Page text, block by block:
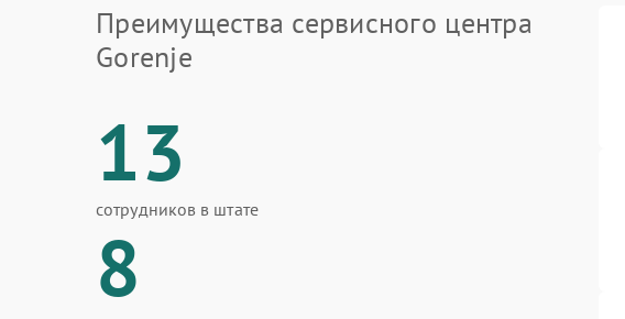
Преимущества сервисного центра
Gorenje
13
сотрудников в штате
8